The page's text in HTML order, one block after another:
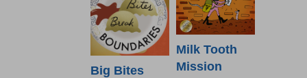
Big Bites
Milk Tooth
Mission